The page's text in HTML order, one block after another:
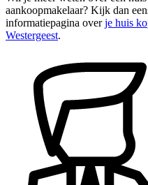
aankoopmakelaar? Kijk dan
informatiepagina overje huis
Westergeest.